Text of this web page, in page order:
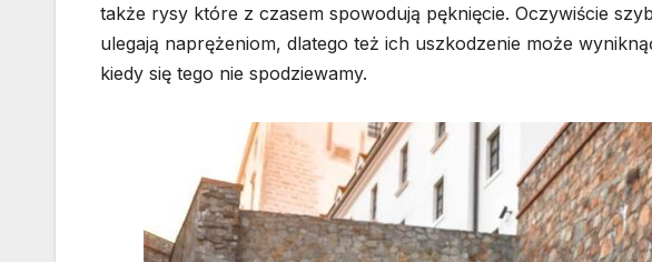
także rysy które z czasem spowodują pęknięcie. Oczywiście
ulegają naprężeniom, dlatego też ich uszkodzenie może
kiedy się tego nie spodziewamy.